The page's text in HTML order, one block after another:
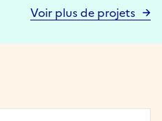
Voir plus de projets